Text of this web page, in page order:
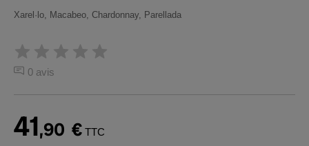
Xarel·lo, Macabeo, Chardonnay, Parellada
0 avis
41,90 € TTC